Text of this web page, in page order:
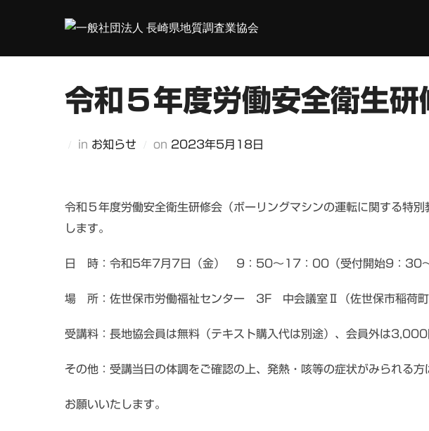
令和５年度労働安全衛生
in お知らせ on 投
2023年5月18日
令和５年度労働安全衛生研修会（ボーリングマシンの運転に関する特
します。
日 時：令和5年7月7日（金） 9：50～17：00（受付開始9：30～
場 所：佐世保市労働福祉センター 3F 中会議室Ⅱ（佐世保市稲荷
受講料：長地協会員は無料（テキスト購入代は別途）、会員外は3,000
その他：受講当日の体調をご確認の上、発熱・咳等の症状がみられる
お願いいたします。